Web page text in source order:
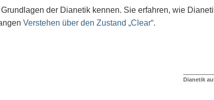
der Dianetik kennen. Sie erfahren, wie
Verstehen über den Zustand „Clear“.
Dianetik